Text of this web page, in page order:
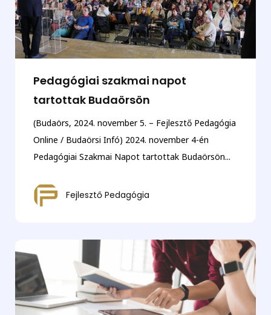
Pedagógiai szakmai napot
tartottak Budaörsön
(Budaörs, 2024. november 5. – Fejlesztő Pedagógia
Online / Budaörsi Infó) 2024. november 4-én
Pedagógiai Szakmai Napot tartottak Budaörsön...
Fejlesztő Pedagógia